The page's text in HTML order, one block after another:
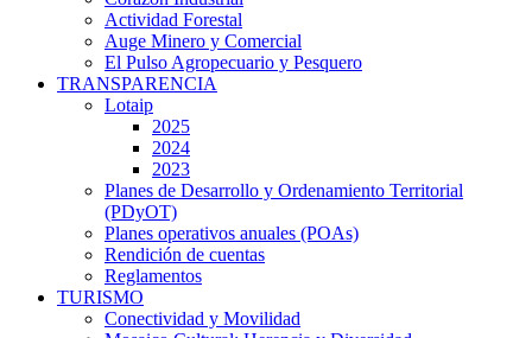
Actividad Forestal
Auge Minero y Comercial
El Pulso Agropecuario y Pesquero
TRANSPARENCIA
Lotaip
2025
2024
2023
Planes de Desarrollo y Ordenamiento Territorial
(PDyOT)
Planes operativos anuales (POAs)
Rendición de cuentas
Reglamentos
TURISMO
Conectividad y Movilidad